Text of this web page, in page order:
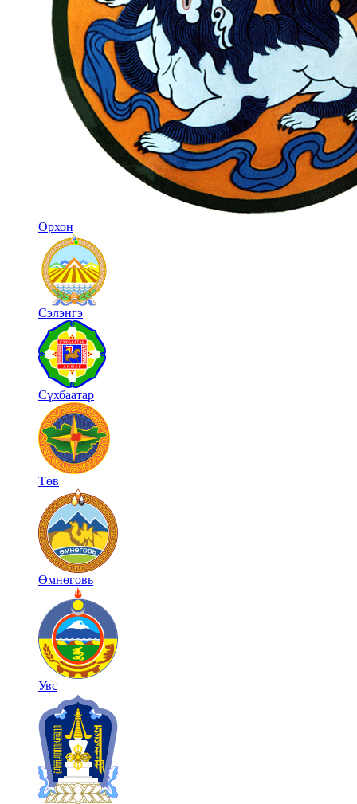
Орхон
Сэлэнгэ
Сүхбаатар
Төв
Өмнөговь
Увс